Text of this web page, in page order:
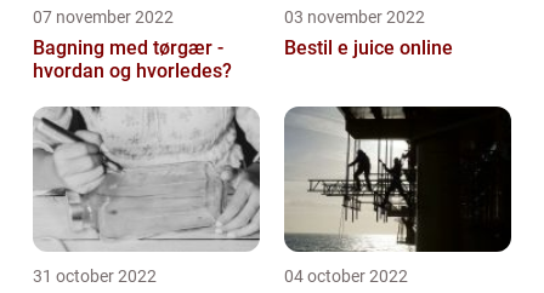
07 november 2022
Bagning med tørgær -
hvordan og hvorledes?
03 november 2022
Bestil e juice online
31 october 2022 04 october 2022